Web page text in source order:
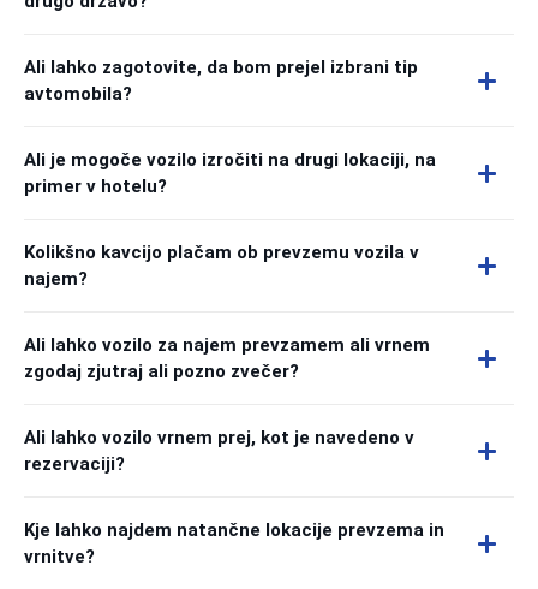
Ali lahko zagotovite, da bom prejel izbrani tip
avtomobila?
Ali je mogoče vozilo izročiti na drugi lokaciji, na
primer v hotelu?
Kolikšno kavcijo plačam ob prevzemu vozila v
najem?
Ali lahko vozilo za najem prevzamem ali vrnem
zgodaj zjutraj ali pozno zvečer?
Ali lahko vozilo vrnem prej, kot je navedeno v
rezervaciji?
Kje lahko najdem natančne lokacije prevzema in
vrnitve?